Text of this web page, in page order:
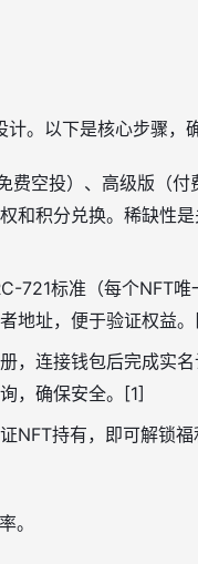
。以下是核心步骤，
费空投）、高级版（付
和积分兑换。稀缺性
721标准（每个NFT唯
地址，便于验证权益
，连接钱包后完成实名
，确保安全。[1]
NFT持有，即可解锁
。